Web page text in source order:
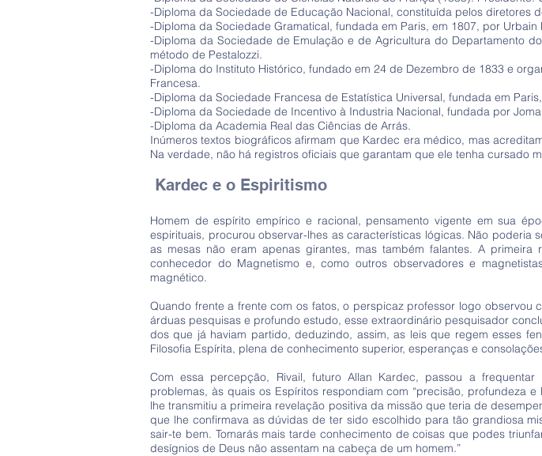
-Diploma da Sociedade de Educação Nacional, constituída pelos diretores
-Diploma da Sociedade Gramatical, fundada em Paris, em 1807, por Urbain
-Diploma da Sociedade de Emulação e de Agricultura do Departamento
método de Pestalozzi.
-Diploma do Instituto Histórico, fundado em 24 de Dezembro de 1833 e
Francesa.
-Diploma da Sociedade Francesa de Estatística Universal, fundada em
-Diploma da Sociedade de Incentivo à Industria Nacional, fundada por
-Diploma da Academia Real das Ciências de Arrás.
Inúmeros textos biográficos afirmam que Kardec era médico, mas
Na verdade, não há registros oficiais que garantam que ele tenha cursado
Kardec e o Espiritismo
Homem de espírito empírico e racional, pensamento vigente em sua
espirituais, procurou observar-lhes as características lógicas. Não
as mesas não eram apenas girantes, mas também falantes. A
conhecedor do Magnetismo e, como outros observadores e
magnético.
Quando frente a frente com os fatos, o perspicaz professor logo
árduas pesquisas e profundo estudo, esse extraordinário pesquisador
dos que já haviam partido, deduzindo, assim, as leis que regem esses
Filosofia Espírita, plena de conhecimento superior, esperanças e
Com essa percepção, Rivail, futuro Allan Kardec, passou a
problemas, às quais os Espíritos respondiam com “precisão, profundeza
lhe transmitiu a primeira revelação positiva da missão que teria de
que lhe confirmava as dúvidas de ter sido escolhido para tão grandiosa
sair-te bem. Tomarás mais tarde conhecimento de coisas que podes
desígnios de Deus não assentam na cabeça de um homem.”